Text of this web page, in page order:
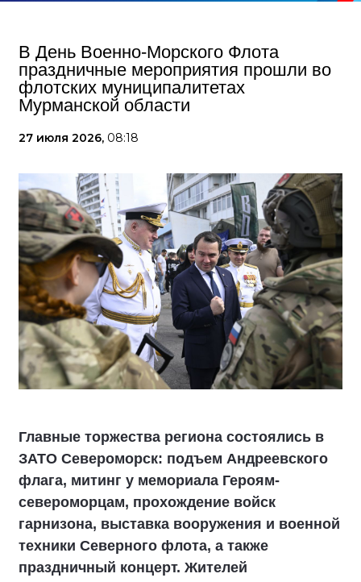
В День Военно-Морского Флота
праздничные мероприятия прошли во
флотских муниципалитетах
Мурманской области
27 июля 2026, 08:18
Главные торжества региона состоялись в
ЗАТО Североморск: подъем Андреевского
флага, митинг у мемориала Героям-
североморцам, прохождение войск
гарнизона, выставка вооружения и военной
техники Северного флота, а также
праздничный концерт. Жителей